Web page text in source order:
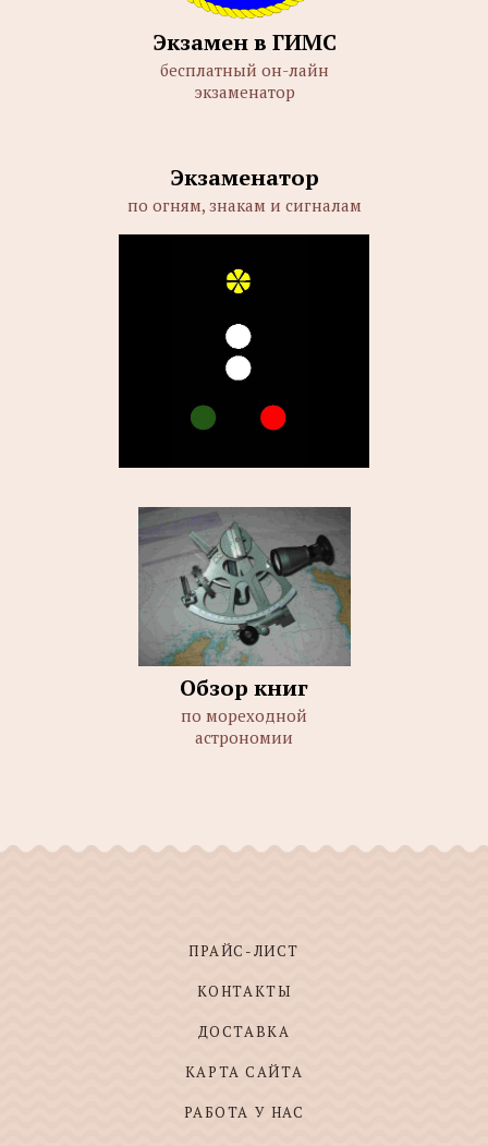
Экзамен в ГИМС
бесплатный он-лайн
экзаменатор
Экзаменатор
по огням, знакам и сигналам
Обзор книг
по мореходной
астрономии
ПРАЙС-ЛИСТ
КОНТАКТЫ
ДОСТАВКА
КАРТА САЙТА
РАБОТА У НАС